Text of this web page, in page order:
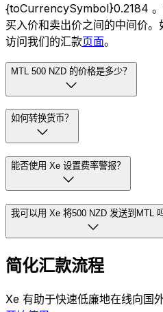
{toCurrencySymbol}0.2184 。
买入价和卖出价之间的中间价
访问我们的汇款页面。
MTL 500 NZD 的价格是多少？
如何转换货币？
能否使用 Xe 设置费率警报？
我可以用 Xe 将500 NZD 发送到MTL 吗
简化汇款流程
Xe 有助于快速低廉地在线向国